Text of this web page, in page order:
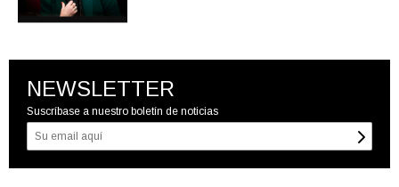
NEWSLETTER
Suscríbase a nuestro boletín de noticias